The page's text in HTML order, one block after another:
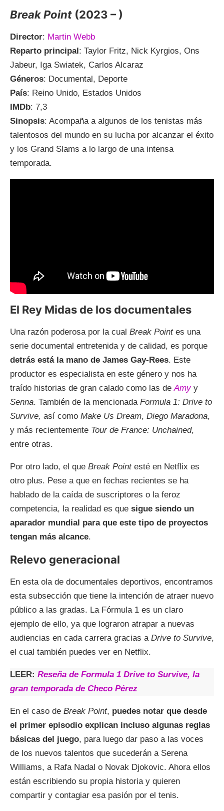
Break Point (2023 – )
Director: Martin Webb
Reparto principal : Taylor Fritz, Nick Kyrgios, Ons
Jabeur, Iga Swiatek, Carlos Alcaraz
Géneros: Documental, Deporte
País: Reino Unido, Estados Unidos
IMDb: 7,3
Sinopsis: Acompaña a algunos de los tenistas más
talentosos del mundo en su lucha por alcanzar el éxito
y los Grand Slams a lo largo de una intensa
temporada.
El Rey Midas de los documentales
Una razón poderosa por la cual Break Pointes una
serie documental entretenida y de calidad, es porque
detrás está la mano de James Gay-Rees. Este
productor es especialista en este género y nos ha
traído historias de gran calado como las deAmyy
Senna. También de la mencionada Formula 1: Drive to
Survive, así como Make Us Dream, Diego Maradona,
y más recientemente Tour de France: Unchained,
entre otras.
Por otro lado, el que Break Point esté en Netflix es
otro plus. Pese a que en fechas recientes se ha
hablado de la caída de suscriptores o la feroz
competencia, la realidad es que sigue siendo un
aparador mundial para que este tipo de proyectos
tengan más alcance.
Relevo generacional
En esta ola de documentales deportivos, encontramos
esta subsección que tiene la intención de atraer nuevo
público a las gradas. La Fórmula 1 es un claro
ejemplo de ello, ya que lograron atrapar a nuevas
audiencias en cada carrera gracias aDrive to Survive,
el cual también puedes ver en Netflix.
LEER: Reseña de Formula 1 Drive to Survive, la
gran temporada de Checo Pérez
En el caso de Break Point, puedes notar que desde
el primer episodio explican incluso algunas reglas
básicas del juego, para luego dar paso a las voces
de los nuevos talentos que sucederán a Serena
Williams, a Rafa Nadal o Novak Djokovic. Ahora ellos
están escribiendo su propia historia y quieren
compartir y contagiar esa pasión por el tenis.